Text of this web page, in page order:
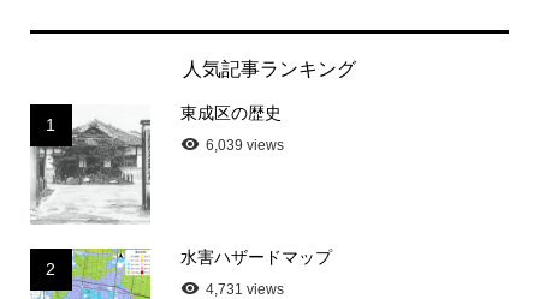
人気記事ランキング
1
東成区の歴史
6,039 views
2
水害ハザードマップ
4,731 views